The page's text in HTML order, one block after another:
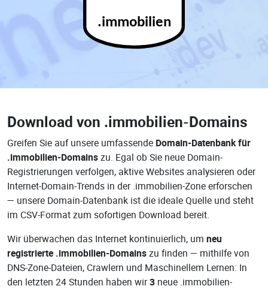
.immobilien
Download von .immobilien-Domains
Greifen Sie auf unsere umfassende Domain-Datenbank für
.immobilien-Domainszu. Egal ob Sie neue Domain-
Registrierungen verfolgen, aktive Websites analysieren oder
Internet-Domain-Trends in der .immobilien-Zone erforschen
— unsere Domain-Datenbank ist die ideale Quelle und steht
im CSV-Format zum sofortigen Download bereit.
Wir überwachen das Internet kontinuierlich, um neu
registrierte .immobilien-Domainszu finden — mithilfe von
DNS-Zone-Dateien, Crawlern und Maschinellem Lernen: In
den letzten 24 Stunden haben wir3 neue .immobilien-